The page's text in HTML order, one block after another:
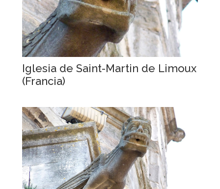
Iglesia de Saint-Martin de Limoux
(Francia)